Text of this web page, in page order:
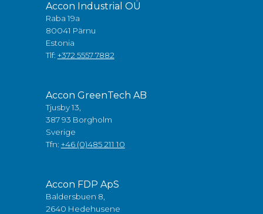
Accon Industrial OÜ
Raba 19a
80041 Pärnu
Estonia
Tlf: +372 5557 7882
Accon GreenTech AB
Tjusby 13,
387 93 Borgholm
Sverige
Tfn: +46 (0)485 211 10
Accon FDP ApS
Baldersbuen 8,
2640 Hedehusene